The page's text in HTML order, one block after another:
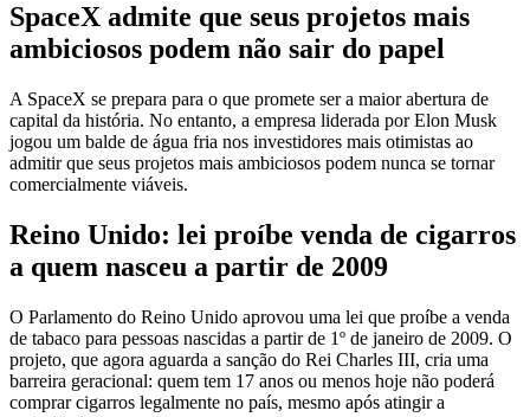
SpaceX admite que seus projetos mais
ambiciosos podem não sair do papel
A SpaceX se prepara para o que promete ser a maior abertura de
capital da história. No entanto, a empresa liderada por Elon Musk
jogou um balde de água fria nos investidores mais otimistas ao
admitir que seus projetos mais ambiciosos podem nunca se tornar
comercialmente viáveis.
Reino Unido: lei proíbe venda de cigarros
a quem nasceu a partir de 2009
O Parlamento do Reino Unido aprovou uma lei que proíbe a venda
de tabaco para pessoas nascidas a partir de 1º de janeiro de 2009. O
projeto, que agora aguarda a sanção do Rei Charles III, cria uma
barreira geracional: quem tem 17 anos ou menos hoje não poderá
comprar cigarros legalmente no país, mesmo após atingir a